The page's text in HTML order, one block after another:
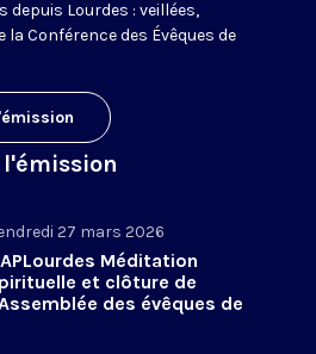
Lourdes : veillées,
Conférence des Évêques de
27 mars 2026
Méditation
et clôture de
des évêques de